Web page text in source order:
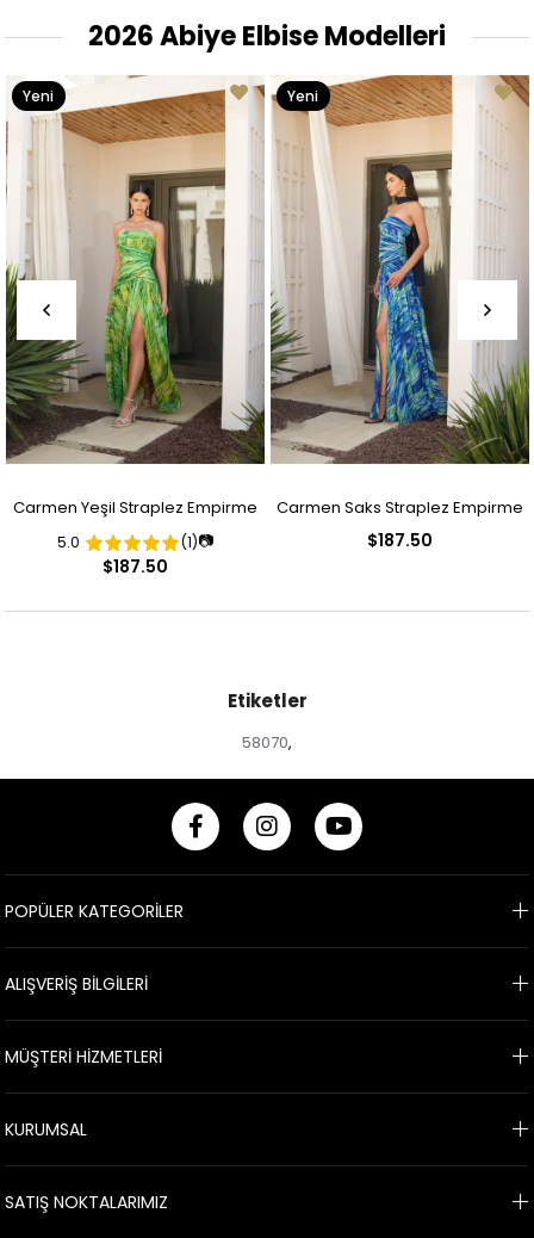
2026 Abiye Elbise Modelleri
Carmen Yeşil Straplez Empirme
Desenli Abiye Elbise
5.0 (1)📷
$187.50
Yeni
Ürün
Carmen Saks Straplez Empirme
$187.50
Yeni
Ürün
Etiketler
58070,
POPÜLER KATEGORİLER
ALIŞVERİŞ BİLGİLERİ
MÜŞTERİ HİZMETLERİ
KURUMSAL
SATIŞ NOKTALARIMIZ